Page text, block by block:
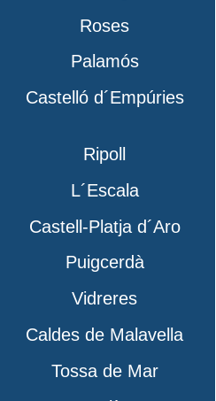
Roses
Palamós
Castelló d´Empúries
Ripoll
L´Escala
Castell-Platja d´Aro
Puigcerdà
Vidreres
Caldes de Malavella
Tossa de Mar